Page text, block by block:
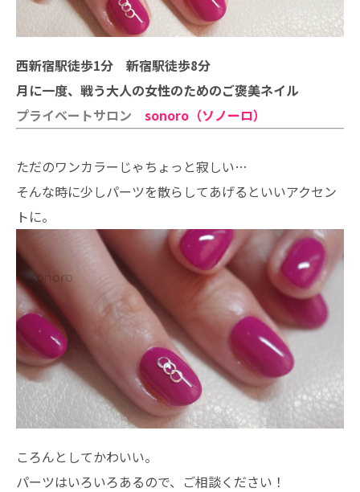
西新宿駅徒歩1分 新宿駅徒歩8分
月に一度、戦う大人の女性のためのご褒美ネイル
プライベートサロン sonoro（ソノーロ）
ただのワンカラーじゃちょっと寂しい…
そんな時に少しパーツを散らしてあげるといいアクセン
トに。
ころんとしてかわいい。
パーツはいろいろあるので、ご相談ください！